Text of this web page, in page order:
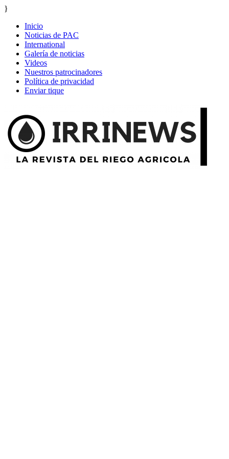
}
Inicio
Noticias de PAC
International
Galería de noticias
Videos
Nuestros patrocinadores
Política de privacidad
Enviar tique